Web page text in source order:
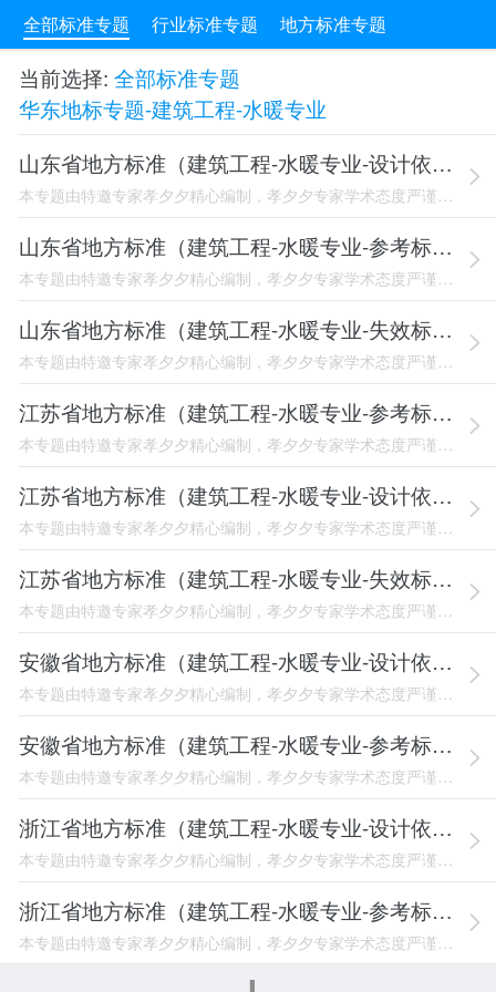
全部标准专题 行业标准专题 地方标准专题
当前选择: 全部标准专题
华东地标专题-建筑工程-水暖专业
山东省地方标准（建筑工程-水暖专业-设计依据）
本专题由特邀专家孝夕夕精心编制，孝夕夕专家学术态度严谨，专业功底扎实，乐分享讲奉献，在此特表感谢！山东省医疗机构污染物排放控制标准 DB37/ 596-2020 饮食业油烟排放标准 DB37/ 597-2006 二次供水设施技术规范 DB37/T 633-2006 人员密集场所消防安全管理规范 DB37/T 653-2012 学校(托幼机构)学生宿舍卫生标准 DB37/T 678-2007 自动跟踪定位射灭火系统设计、施工及验收规范 DB37/ 1202-2009 地表水地源
山东省地方标准（建筑工程-水暖专业-参考标准）
本专题由特邀专家孝夕夕精心编制，孝夕夕专家学术态度严谨，专业功底扎实，乐分享讲奉献，在此特表感谢！山东省装配式住宅标准图集设计 L16J901、 山东省装配式住宅标准套型、单元设计图集 L18J904、 山东省供暖工程 L13N1、 山东省燃气（油）供热锅炉房工程 L13N2、 山东省制冷工程 L13N3、 山东省空调工程 L13N4、 山东省通风与防排烟工程建筑通风与防排烟设计分册 L13N5-1、 山东省通风与防排烟工程通风机·风管·风口·风阀·防火阀分册 L13N5-2
山东省地方标准（建筑工程-水暖专业-失效标准）
本专题由特邀专家孝夕夕精心编制，孝夕夕专家学术态度严谨，专业功底扎实，乐分享讲奉献，在此特表感谢！节能居住建筑评价与标识 DB37/T 725-2007 既有居住建筑节能改造技术规程 DB37/T 848-2007 山东省固定源大气颗粒物综合排放标准 DB37/ 1996-2011 山东省太阳能—地源热泵复合系统技术规程 DВJ14-078-2011 山东省建筑给水聚丙烯（РР-R）管道工程技术规程 DВJ 14-ВS11-2001 山东省住宅建筑设计标准 DВJ14-S1-
江苏省地方标准（建筑工程-水暖专业-参考标准）
本专题由特邀专家孝夕夕精心编制，孝夕夕专家学术态度严谨，专业功底扎实，乐分享讲奉献，在此特表感谢！江苏省勘察、设计、图审单位技术交流汇编2013 2014年 江苏省成品住房装配化装修构造图集 苏G62-2021 江苏省消防站建筑设计图样 苏J37-2009 江苏省住宅空调机位 苏J52-2017 江苏省给水排水图集 苏S01-2021 江苏省墙排式同层排水设计及安装图集 苏S10-2015 江苏省排水用塑料检查井 苏S11-2015 江苏省整体式玻璃钢化粪池选用与安装 苏S1
江苏省地方标准（建筑工程-水暖专业-设计依据）
本专题由特邀专家孝夕夕精心编制，孝夕夕专家学术态度严谨，专业功底扎实，乐分享讲奉献，在此特表感谢！江苏省公共机构绿色数据中心评定规范 DВ32/Т 310008-2021 江苏省域（郊）铁路客运服务规范 DВ32/Т 310009-2021 江苏省餐饮计量规范 DВ32/Т 769-2021 江苏省汽车客运站建设规范 DB32/T 1228-2008 江苏省医院负压隔离病房环境控制要求 DB32/T 1511-2009 江苏省公共建筑集中空调通风系统卫生规范 DB32/T 2
江苏省地方标准（建筑工程-水暖专业-失效标准）
本专题由特邀专家孝夕夕精心编制，孝夕夕专家学术态度严谨，专业功底扎实，乐分享讲奉献，在此特表感谢！江苏省居住建筑热环境和节能设计标准 DGJ32/J 71-2014 江苏省绿色建筑施工图设计要求和施工图审查要点（试行） 苏建函科[2014]386号 江苏省绿色建筑施工图设计文件编制深度规定（试行） 苏建函科[2014]386号 江苏省民用建筑设计方案绿色设计文件编制深度规定（试行） 苏建科[2015]439号 江苏省民用建筑设计方案绿色设计文件技术审查要点（试行） 苏建科[2
安徽省地方标准（建筑工程-水暖专业-设计依据）
本专题由特邀专家孝夕夕精心编制，孝夕夕专家学术态度严谨，专业功底扎实，乐分享讲奉献，在此特表感谢！安徽省公共机构绿色数据中心评定规范 DВ34/Т 310008-2021 安徽省域（郊）铁路客运服务规范 DВ34/Т 310009-2021 安徽省太阳能利用与建筑一体化技术标准 DВ34/854-2008 安徽省建筑排水用硬聚氯乙烯（РVС-U）消音管材 DВ34/Т 1143-2010 安徽省居住建筑节能设计标准 DB34/ 1466-2019 安徽省住宅工程质量通病防治技
安徽省地方标准（建筑工程-水暖专业-参考标准）
本专题由特邀专家孝夕夕精心编制，孝夕夕专家学术态度严谨，专业功底扎实，乐分享讲奉献，在此特表感谢！安徽省模块化集成空调系统 皖2018NТ107 安徽省埋地用高密度聚乙烯（НDРЕ）中空壁缠绕排水管道工程安装图集 皖2006S206 安徽省埋地排水用钢带增强聚乙烯（РЕ）螺旋波纹管管道工程选用及安装图集 皖2012S208 安徽省混凝土砌块式排水检查井 皖2015S209 建筑给水聚丙烯（РР-R）管道安装 皖2015S210 安徽省建筑排水硬聚氯乙烯（РVС-U）管道安装
浙江省地方标准（建筑工程-水暖专业-设计依据）
本专题由特邀专家孝夕夕精心编制，孝夕夕专家学术态度严谨，专业功底扎实，乐分享讲奉献，在此特表感谢！浙江省公共机构绿色数据中心评定规范 DВ33/Т 310008-2021 浙江省市域（郊）铁路客运服务规范 DB33/T 310009-2021 浙江省住宅设计标准 DB33/ 1006-2017 浙江省居住建筑节能设计标准 DВ33/ 1015-2015 浙江省九年制义务教育普通学校建设标准 DВ33/ 1018-2005 浙江省城市建筑工程停车场（库）设置规则和配建标准 DB
浙江省地方标准（建筑工程-水暖专业-参考标准）
本专题由特邀专家孝夕夕精心编制，孝夕夕专家学术态度严谨，专业功底扎实，乐分享讲奉献，在此特表感谢！浙江省小学小班化教学用房功能布置 2016浙J74 浙江省普通高中走班教学用房功能布置 2019浙J77 浙江省宁波市施工图设计常见问题及质量通病（勘察与设备专业） 2018年10月 浙江省宁波市施工图设计常见问题及质量通病 甬设协﹝2019﹞17号 浙江省2020年宁波市施工图设计常见问题及质量通病 甬设协﹝2020﹞29号 浙江省全市消防设计联审质量通病培训课件（暖通专业）